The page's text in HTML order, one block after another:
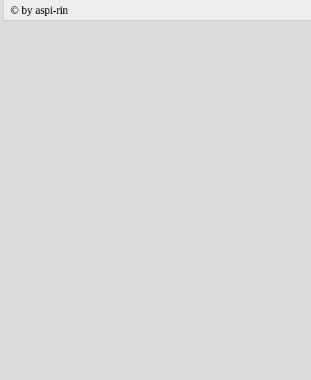
© by aspi-rin